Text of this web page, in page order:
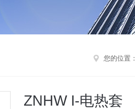
您的位置：
ZNHW I-电热套